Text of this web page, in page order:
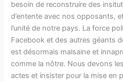
besoin de reconstruire des
d’entente avec nos opposants,
l’unité de notre pays. La force
Facebook et des autres géants
est désormais malsaine et
comme la nôtre. Nous devons
actes et insister pour la mise en